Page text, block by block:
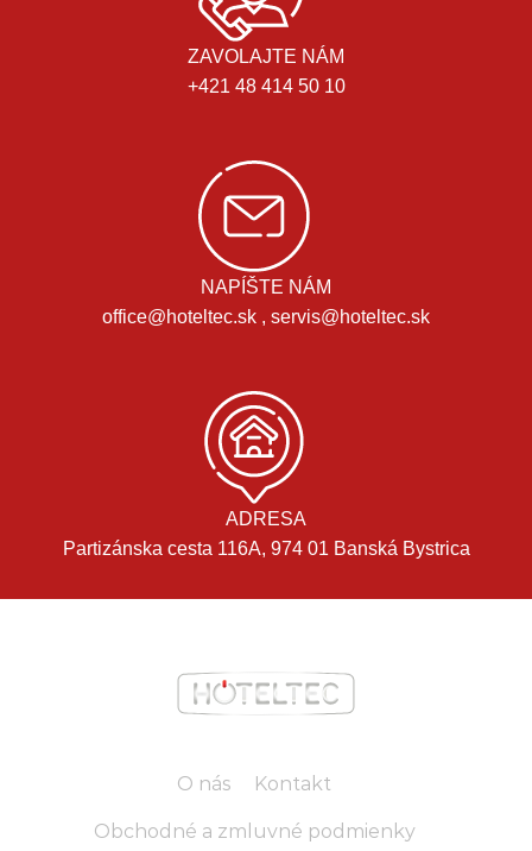
ZAVOLAJTE NÁM
+421 48 414 50 10
NAPÍŠTE NÁM
office@hoteltec.sk , servis@hoteltec.sk
ADRESA
Partizánska cesta 116A, 974 01 Banská Bystrica
O nás Kontakt
Obchodné a zmluvné podmienky